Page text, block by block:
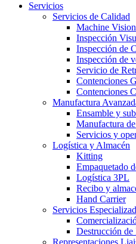
Servicios
Servicios de Calidad
Machine
Inspección
Inspección de
Inspección de
Servicio de
Contenciones
Contenciones
Manufactura
Ensamble y
Manufactura
Servicios y
Logística y Almacén
Kitting
Empaquetado
Logística 3PL
Recibo y
Hand Carrier
Servicios
Destrucción de
Representaciones